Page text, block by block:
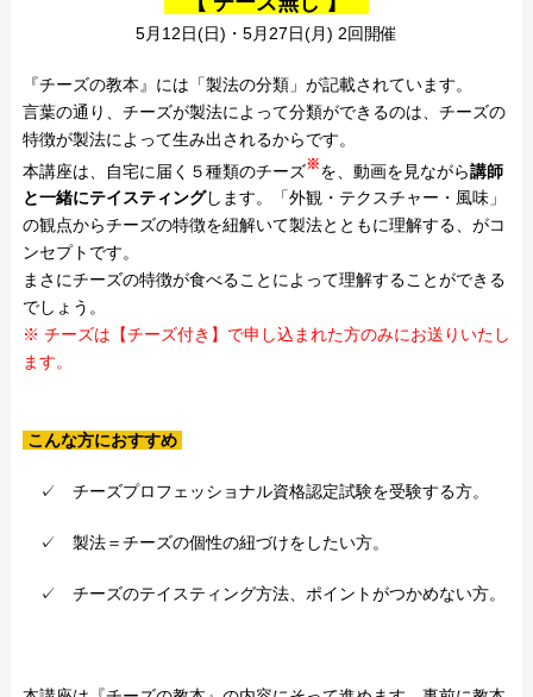
5月12日(日)・5月27日(月) 2回開催
『チーズの教本』には「製法の分類」が記載されています。
言葉の通り、チーズが製法によって分類ができるのは、チーズの
特徴が製法によって生み出されるからです。
本講座は、自宅に届く５種類のチーズ※を、動画を見ながら講師
と一緒にテイスティングします。「外観・テクスチャー・風味」
の観点からチーズの特徴を紐解いて製法とともに理解する、がコ
ンセプトです。
まさにチーズの特徴が食べることによって理解することができる
でしょう。
※ チーズは【チーズ付き】で申し込まれた方のみにお送りいたし
ます。
こんな方におすすめ
✓ チーズプロフェッショナル資格認定試験を受験する方。
✓ 製法＝チーズの個性の紐づけをしたい方。
✓ チーズのテイスティング方法、ポイントがつかめない方。